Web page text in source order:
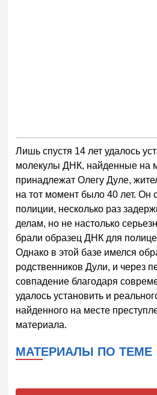
Лишь спустя 14 лет удалось
молекулы ДНК, найденные на
принадлежат Олегу Дуле,
на тот момент было 40 лет. Он
полиции, несколько раз
делам, но не настолько
брали образец ДНК для
Однако в этой базе имелся
родственников Дули, и через
совпадение благодаря
удалось установить и
найденного на месте
материала.
МАТЕРИАЛЫ ПО ТЕМЕ